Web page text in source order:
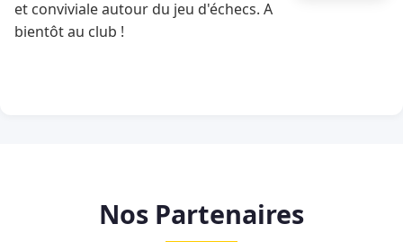
et conviviale autour du jeu d'échecs. A
bientôt au club !
Nos Partenaires